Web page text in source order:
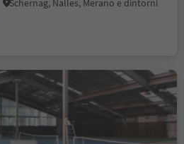
Schernag, Nalles, Merano e dintorni
Tennis Center Ortisei
Roncadizza - Ortisei, Ortisei, Regione dolomitica Val Gardena